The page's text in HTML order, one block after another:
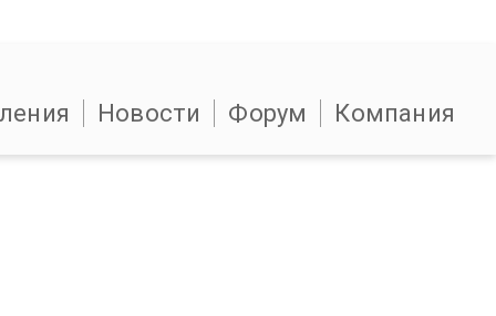
Новости Форум Компания